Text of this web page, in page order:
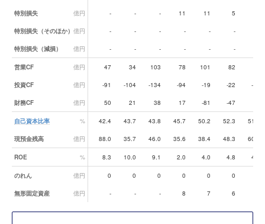
特別損失 億円 - - - 11 11 5
特別損失（そのほか） 億円 - - - - - -
特別損失（減損） 億円 - - - - - -
営業CF 億円 47 34 103 78 101 82
投資CF 億円 -91 -104 -134 -94 -19 -22 -57
財務CF 億円 50 21 38 17 -81 -47
自己資本比率 % 42.4 43.7 43.8 45.7 50.2 52.3 51.9
現預金残高 億円 88.0 35.7 46.0 35.6 38.4 48.3 60.1
ROE % 8.3 10.0 9.1 2.0 4.0 4.8 4.6
のれん 億円 0 0 0 0 0 0
無形固定資産 億円 - - - 8 7 6